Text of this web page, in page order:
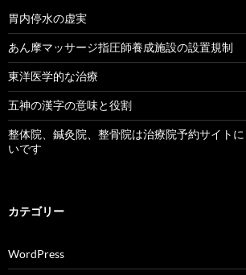
胃内停水の虚実
あん摩マッサージ指圧師養成施設の設置規制
東洋医学的な治療
五神の漢字の意味と役割
整体院、鍼灸院、整骨院は治療院予約サイト
いです
カテゴリー
WordPress